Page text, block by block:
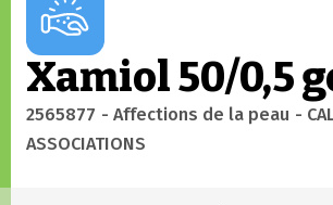
Xamiol 50/0,5
2565877 - Affections de la peau -
ASSOCIATIONS